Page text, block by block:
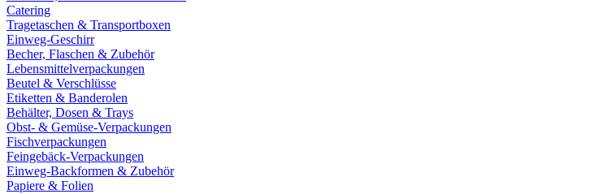
Catering
Tragetaschen & Transportboxen
Einweg-Geschirr
Becher, Flaschen & Zubehör
Lebensmittelverpackungen
Beutel & Verschlüsse
Etiketten & Banderolen
Behälter, Dosen & Trays
Obst- & Gemüse-Verpackungen
Fischverpackungen
Feingebäck-Verpackungen
Einweg-Backformen & Zubehör
Papiere & Folien